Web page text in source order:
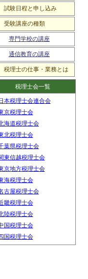
試験日程と申し込み
受験講座の種類
専門学校の講座
通信教育の講座
税理士の仕事・業務とは
税理士会一覧
本税理士会連合会
京税理士会
海道税理士会
北税理士会
葉県税理士会
東信越税理士会
京地方税理士会
海税理士会
古屋税理士会
畿税理士会
陸税理士会
国税理士会
国税理士会